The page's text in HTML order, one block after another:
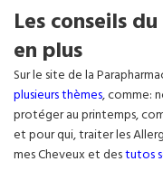
Les conseils
en plus
Sur le site de la
plusieurs thèmes, comme:
protéger au printemps,
et pour qui, traiter les
mes Cheveux et destutos